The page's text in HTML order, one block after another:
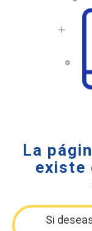
La
existe
Si